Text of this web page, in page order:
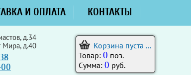
И ОПЛАТА КОНТАКТЫ
д.34
Мира, д.40
Корзина пуста ...
Товар: 0 поз.
Сумма: 0 руб.